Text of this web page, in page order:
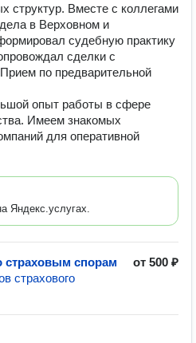
структур. Вместе с коллегами
в Верховном и
судебную практику
сделки с
по предварительной
опыт работы в сфере
Имеем знакомых
для оперативной
Яндекс.услугах.
страховым спорам
от 500 ₽
страхового